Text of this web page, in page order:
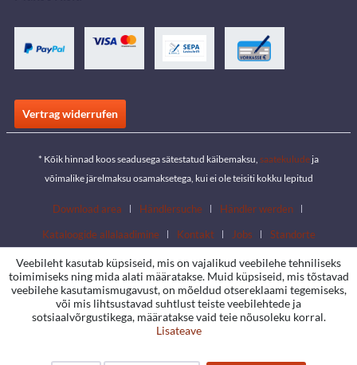
Vertrag widerrufen
* Kõik hinnad koos seadusega sätestatud käibemaksu, saatekulude ja
võimalike järelmaksu osamaksetega, kui ei ole teisiti kokku lepitud
Download area Händlersuche
Händler werden
Kataloogide allalaadimine
Kontakt Jobs Standorte
Veebileht kasutab küpsiseid, mis on vajalikud veebilehe tehniliseks
toimimiseks ning mida alati määratakse. Muid küpsiseid, mis tõstavad
veebilehe kasutamismugavust, on mõeldud otsereklaami tegemiseks,
või mis lihtsustavad suhtlust teiste veebilehtede ja
sotsiaalvõrgustikega, määratakse vaid teie nõusoleku korral.
Lisateave